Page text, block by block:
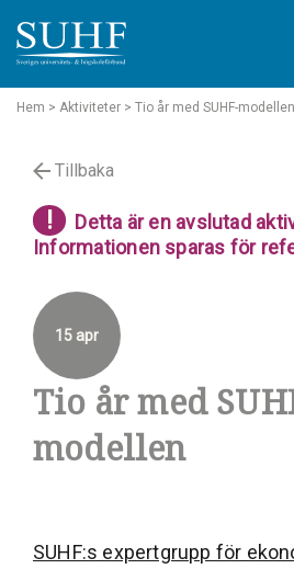
Hem > Aktiviteter > Tio år med SUHF-modellen
Tillbaka
!
Detta är en avslutad
Informationen sparas för
Tio år med
modellen
15 apr
SUHF:s expertgrupp för